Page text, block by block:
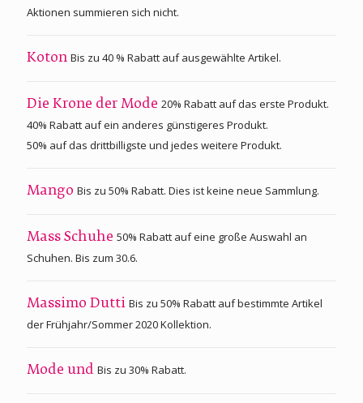
Aktionen summieren sich nicht.
Koton Bis zu 40 % Rabatt auf ausgewählte Artikel.
Die Krone der Mode 20% Rabatt auf das erste Produkt.
40% Rabatt auf ein anderes günstigeres Produkt.
50% auf das drittbilligste und jedes weitere Produkt.
Mango Bis zu 50% Rabatt. Dies ist keine neue Sammlung.
Mass Schuhe 50% Rabatt auf eine große Auswahl an
Schuhen. Bis zum 30.6.
Massimo Dutti Bis zu 50% Rabatt auf bestimmte Artikel
der Frühjahr/Sommer 2020 Kollektion.
Mode und Bis zu 30% Rabatt.